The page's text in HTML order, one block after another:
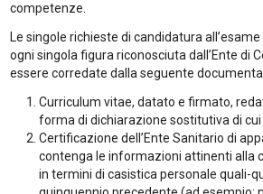
competenze.
Le singole richieste di candidatura
ogni singola figura riconosciuta dall’Ente di
essere corredate dalla seguente
Curriculum vitae, datato e firmato,
forma di dichiarazione sostitutiva di cui
Certificazione dell’Ente Sanitario di
contenga le informazioni attinenti alla
in termini di casistica personale quali-